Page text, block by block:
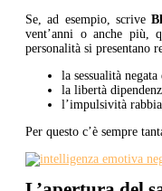
Se, ad esempio, scrive
vent’anni o anche più,
personalità si presentano
la sessualità
la libertà
l’impulsività
Per questo c’è sempre